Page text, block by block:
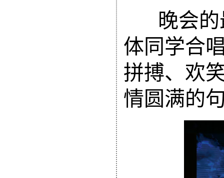
晚会的
体同学合
拼搏、欢
情圆满的